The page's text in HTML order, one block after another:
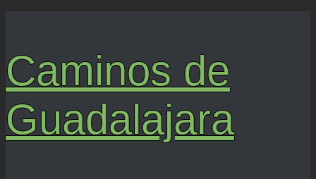
Caminos de
Guadalajara